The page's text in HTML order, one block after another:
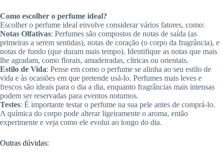
Como escolher o perfume ideal?
Escolher o perfume ideal envolve considerar vários fatores, como:
Notas Olfativas: Perfumes são compostos de notas de saída (as
primeiras a serem sentidas), notas de coração (o corpo da fragrância), e
notas de fundo (que duram mais tempo). Identifique as notas que mais
lhe agradam, como florais, amadeiradas, cítricas ou orientais.
Estilo de Vida: Pense em como o perfume se alinha ao seu estilo de
vida e às ocasiões em que pretende usá-lo. Perfumes mais leves e
frescos são ideais para o dia a dia, enquanto fragrâncias mais intensas
podem ser reservadas para eventos noturnos.
Testes: É importante testar o perfume na sua pele antes de comprá-lo.
A química do corpo pode alterar ligeiramente o aroma, então
experimente e veja como ele evolui ao longo do dia.
Outras dúvidas: